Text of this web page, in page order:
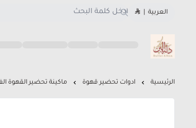
العربية
متجر دلة البن
الرئيسية ادوات تحضير قهوة ماكينة تحضير القهوة الفرنسية 350 مل -